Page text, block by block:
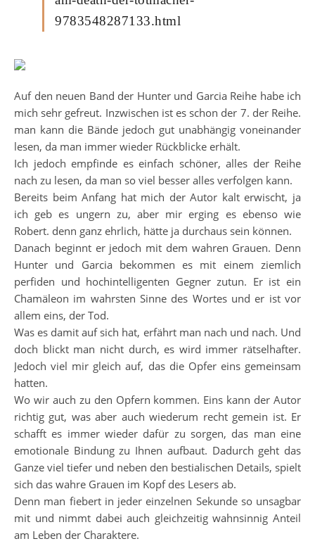
9783548287133.html
Auf den neuen Band der Hunter und Garcia Reihe habe ich
mich sehr gefreut. Inzwischen ist es schon der 7. der Reihe.
man kann die Bände jedoch gut unabhängig voneinander
lesen, da man immer wieder Rückblicke erhält.
Ich jedoch empfinde es einfach schöner, alles der Reihe
nach zu lesen, da man so viel besser alles verfolgen kann.
Bereits beim Anfang hat mich der Autor kalt erwischt, ja
ich geb es ungern zu, aber mir erging es ebenso wie
Robert. denn ganz ehrlich, hätte ja durchaus sein können.
Danach beginnt er jedoch mit dem wahren Grauen. Denn
Hunter und Garcia bekommen es mit einem ziemlich
perfiden und hochintelligenten Gegner zutun. Er ist ein
Chamäleon im wahrsten Sinne des Wortes und er ist vor
allem eins, der Tod.
Was es damit auf sich hat, erfährt man nach und nach. Und
doch blickt man nicht durch, es wird immer rätselhafter.
Jedoch viel mir gleich auf, das die Opfer eins gemeinsam
hatten.
Wo wir auch zu den Opfern kommen. Eins kann der Autor
richtig gut, was aber auch wiederum recht gemein ist. Er
schafft es immer wieder dafür zu sorgen, das man eine
emotionale Bindung zu Ihnen aufbaut. Dadurch geht das
Ganze viel tiefer und neben den bestialischen Details, spielt
sich das wahre Grauen im Kopf des Lesers ab.
Denn man fiebert in jeder einzelnen Sekunde so unsagbar
mit und nimmt dabei auch gleichzeitig wahnsinnig Anteil
am Leben der Charaktere.